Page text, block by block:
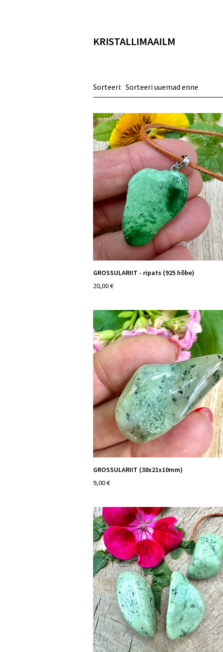
KRISTALLIMAAILM
Sorteeri:
GROSSULARIIT - ripats (925 hõbe)
20,00 €
GROSSULARIIT (38x21x10mm)
9,00 €